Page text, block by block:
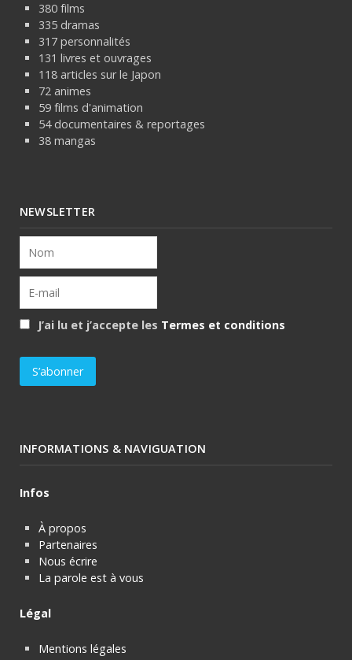
380 films
335 dramas
317 personnalités
131 livres et ouvrages
118 articles sur le Japon
72 animes
59 films d'animation
54 documentaires & reportages
38 mangas
NEWSLETTER
J’ai lu et j’accepte les Termes et conditions
INFORMATIONS & NAVIGUATION
Infos
À propos
Partenaires
Nous écrire
La parole est à vous
Légal
Mentions légales